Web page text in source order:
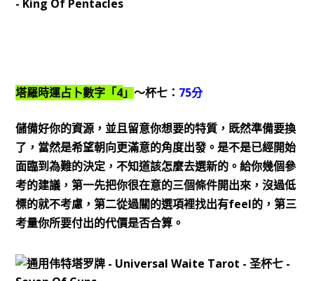
塔羅時運占卜數字「4」 ～杯七： 75分
儲備好你的資源，並且留意你想要的特質，既然準備要換
了，當然是希望朝向更滿意的角度出發。是不是已經開始
面臨到為難的決定，不知道該怎麼去選新的。給你幾個參
考的建議，第一先把你很在意的三個條件開出來，沒過低
標的就不考慮，第二從過關的選項裡找出有feel的，第三
考量你所要付出的代價是否合算。